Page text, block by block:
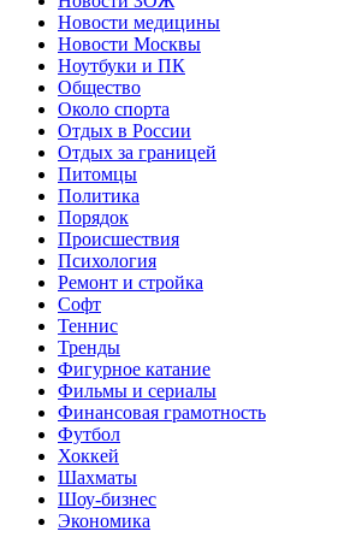
Новости медицины
Новости Москвы
Ноутбуки и ПК
Общество
Около спорта
Отдых в России
Отдых за границей
Питомцы
Политика
Порядок
Происшествия
Психология
Ремонт и стройка
Софт
Теннис
Тренды
Фигурное катание
Фильмы и сериалы
Финансовая грамотность
Футбол
Хоккей
Шахматы
Шоу-бизнес
Экономика